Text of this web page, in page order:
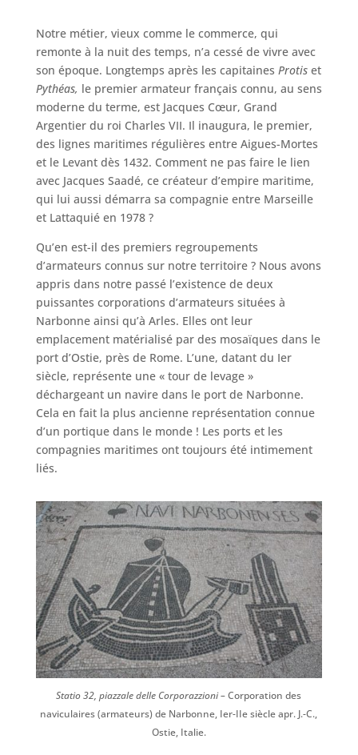
Notre métier, vieux comme le commerce, qui
remonte à la nuit des temps, n’a cessé de vivre avec
son époque. Longtemps après les capitaines Protis et
Pythéas, le premier armateur français connu, au sens
moderne du terme, est Jacques Cœur, Grand
Argentier du roi Charles VII. Il inaugura, le premier,
des lignes maritimes régulières entre Aigues-Mortes
et le Levant dès 1432. Comment ne pas faire le lien
avec Jacques Saadé, ce créateur d’empire maritime,
qui lui aussi démarra sa compagnie entre Marseille
et Lattaquié en 1978 ?
Qu’en est-il des premiers regroupements
d’armateurs connus sur notre territoire ? Nous avons
appris dans notre passé l’existence de deux
puissantes corporations d’armateurs situées à
Narbonne ainsi qu’à Arles. Elles ont leur
emplacement matérialisé par des mosaïques dans le
port d’Ostie, près de Rome. L’une, datant du Ier
siècle, représente une « tour de levage »
déchargeant un navire dans le port de Narbonne.
Cela en fait la plus ancienne représentation connue
d’un portique dans le monde ! Les ports et les
compagnies maritimes ont toujours été intimement
liés.
Statio 32, piazzale delle Corporazzioni –Corporation des
naviculaires (armateurs) de Narbonne, Ier-IIe siècle apr. J.-C.,
Ostie, Italie.